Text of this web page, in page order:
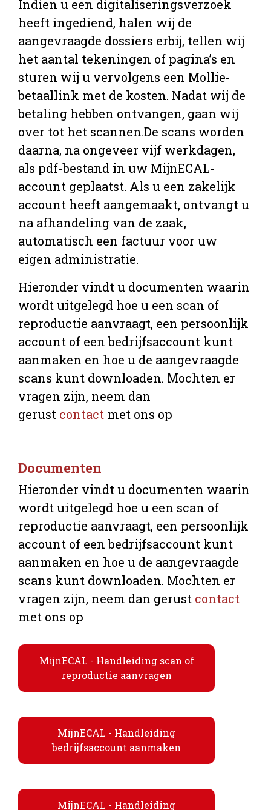
Indien u een digitaliseringsverzoek
heeft ingediend, halen wij de
aangevraagde dossiers erbij, tellen wij
het aantal tekeningen of pagina’s en
sturen wij u vervolgens een Mollie-
betaallink met de kosten. Nadat wij de
betaling hebben ontvangen, gaan wij
over tot het scannen.De scans worden
daarna, na ongeveer vijf werkdagen,
als pdf-bestand in uw MijnECAL-
account geplaatst. Als u een zakelijk
account heeft aangemaakt, ontvangt u
na afhandeling van de zaak,
automatisch een factuur voor uw
eigen administratie.
Hieronder vindt u documenten waarin
wordt uitgelegd hoe u een scan of
reproductie aanvraagt, een persoonlijk
account of een bedrijfsaccount kunt
aanmaken en hoe u de aangevraagde
scans kunt downloaden. Mochten er
vragen zijn, neem dan
gerust contact met ons op
Documenten
Hieronder vindt u documenten waarin
wordt uitgelegd hoe u een scan of
reproductie aanvraagt, een persoonlijk
account of een bedrijfsaccount kunt
aanmaken en hoe u de aangevraagde
scans kunt downloaden. Mochten er
vragen zijn, neem dan gerust contact
met ons op
MijnECAL - Handleiding scan of
reproductie aanvragen
MijnECAL - Handleiding
bedrijfsaccount aanmaken
MijnECAL - Handleiding